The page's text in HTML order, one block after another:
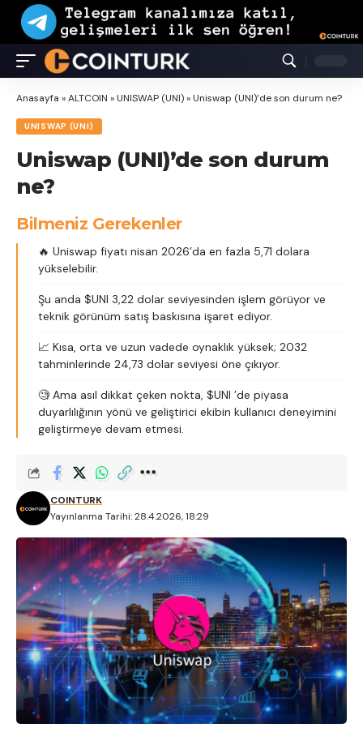
Anasayfa »ALTCOIN »UNISWAP (UNI)»Uniswap (UNI)’de son durum ne?
UNISWAP (UNI)
Uniswap (UNI)’de son durum
ne?
Bilmeniz Gerekenler
🔥 Uniswap fiyatı nisan 2026’da en fazla 5,71 dolara
yükselebilir.
Şu anda $UNI 3,22 dolar seviyesinden işlem görüyor ve
teknik görünüm satış baskısına işaret ediyor.
📈 Kısa, orta ve uzun vadede oynaklık yüksek; 2032
tahminlerinde 24,73 dolar seviyesi öne çıkıyor.
🧐 Ama asıl dikkat çeken nokta, $UNI ’de piyasa
duyarlılığının yönü ve geliştirici ekibin kullanıcı deneyimini
geliştirmeye devam etmesi.
Yayınlanma Tarihi: 28.4.2026, 18:29
COINTURK